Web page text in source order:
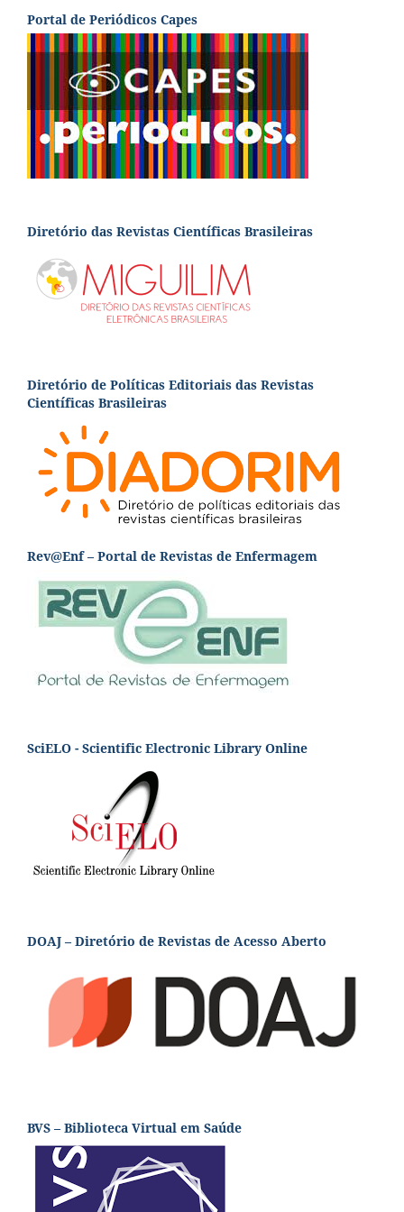
Portal de Periódicos Capes
Diretório das Revistas Científicas Brasileiras
Diretório de Políticas Editoriais das Revistas
Científicas Brasileiras
Rev@Enf – Portal de Revistas de Enfermagem
SciELO - Scientific Electronic Library Online
DOAJ – Diretório de Revistas de Acesso Aberto
BVS – Biblioteca Virtual em Saúde